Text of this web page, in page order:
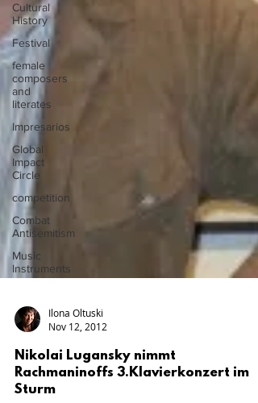
Cultural
History
Festival
female
composers
and
literates
Impresarios
Global
Impact
Circle
competition
Combat
Antisemitism
Music
Instruments
Ilona Oltuski
Nov 12, 2012
Nikolai Lugansky nimmt
Rachmaninoffs 3.Klavierkonzert im